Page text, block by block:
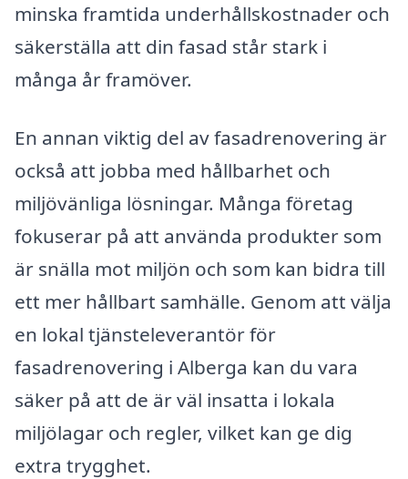
minska framtida underhållskostnader och
säkerställa att din fasad står stark i
många år framöver.
En annan viktig del av fasadrenovering är
också att jobba med hållbarhet och
miljövänliga lösningar. Många företag
fokuserar på att använda produkter som
är snälla mot miljön och som kan bidra till
ett mer hållbart samhälle. Genom att välja
en lokal tjänsteleverantör för
fasadrenovering i Alberga kan du vara
säker på att de är väl insatta i lokala
miljölagar och regler, vilket kan ge dig
extra trygghet.